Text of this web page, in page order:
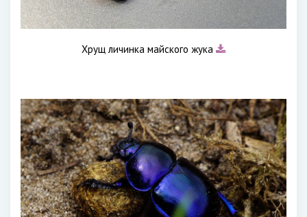
Хрущ личинка майского жука